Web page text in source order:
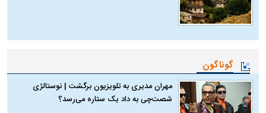
گوناگون
مهران مدیری به تلویزیون برگشت | نوستالژی
شصت‌چی به داد یک ستاره می‌رسد؟